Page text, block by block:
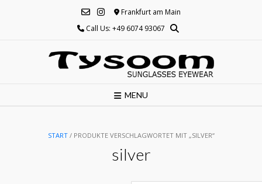
Frankfurt am Main
Call Us: +49 6074 93067
MENU
START/ PRODUKTE VERSCHLAGWORTET MIT „SILVER“
silver